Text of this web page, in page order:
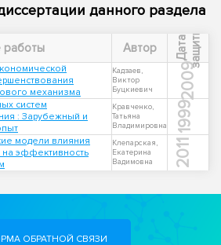
данного раздела
работы Автор Д
а
т
а
з
а
щ
и
т ы
механизма
Кадзаев,
Виктор
Буцкиевич
2009
систем
: Зарубежный и
Кравченко,
Татьяна
Владимировна
1999
модели влияния
на эффективность
Клепарская,
Екатерина
Вадимовна
2011
ОБРАТНОЙ СВЯЗИ